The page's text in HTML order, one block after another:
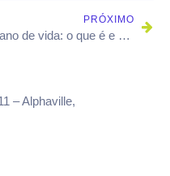
PRÓXIMO
Plano de vida: o que é e por que fazer?
– Alphaville,